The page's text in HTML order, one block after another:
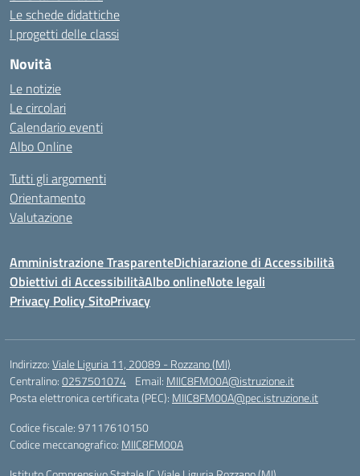
Le schede didattiche
I progetti delle classi
Novità
Le notizie
Le circolari
Calendario eventi
Albo Online
Tutti gli argomenti
Orientamento
Valutazione
Amministrazione TrasparenteDichiarazione di Accessibilità
Obiettivi di AccessibilitàAlbo onlineNote legali
Privacy Policy SitoPrivacy
Indirizzo:Viale Liguria 11, 20089 - Rozzano (MI)
Centralino:0257501074 Email: MIIC8FM00A@istruzione.it
Posta elettronica certificata (PEC): MIIC8FM00A@pec.istruzione.it
Codice fiscale: 97117610150
Codice meccanografico: MIIC8FM00A